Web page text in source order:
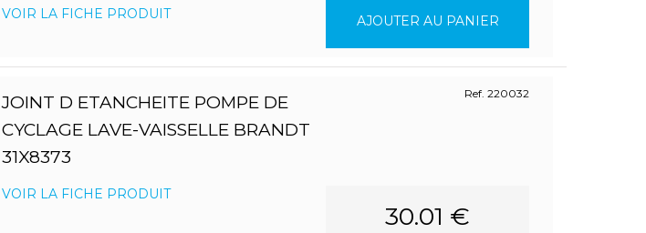
VOIR LA FICHE PRODUIT
AJOUTER AU PANIER
JOINT D ETANCHEITE POMPE DE
CYCLAGE LAVE-VAISSELLE BRANDT
31X8373
Ref. 220032
VOIR LA FICHE PRODUIT
30.01 €